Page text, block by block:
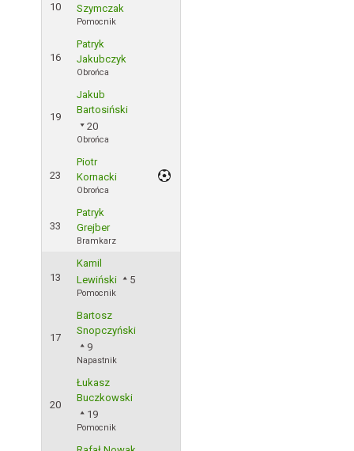
10
Szymczak
Pomocnik
16
Patryk
Jakubczyk
Obrońca
19
Jakub
Bartosiński
20
Obrońca
23
Piotr
Kornacki
Obrońca
33
Patryk
Grejber
Bramkarz
13
Kamil
Lewiński
5
Pomocnik
17
Bartosz
Snopczyński
9
Napastnik
20
Łukasz
Buczkowski
19
Pomocnik